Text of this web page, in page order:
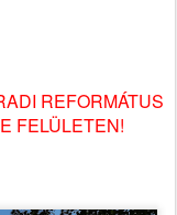
REFORMÁTUS
FELÜLETEN!